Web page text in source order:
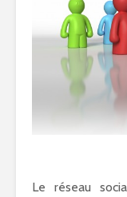
Le réseau